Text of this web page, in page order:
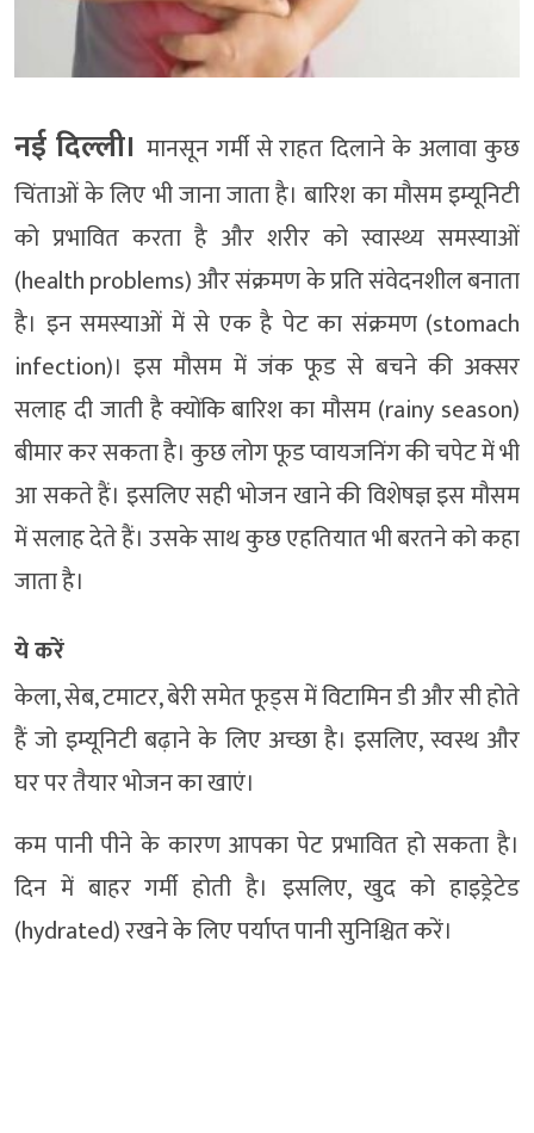
नई दिल्ली। मानसून गर्मी से राहत दिलाने के अलावा कुछ
चिंताओं के लिए भी जाना जाता है। बारिश का मौसम इम्यूनिटी
को प्रभावित करता है और शरीर को स्वास्थ्य समस्याओं
(health problems) और संक्रमण के प्रति संवेदनशील बनाता
है। इन समस्याओं में से एक है पेट का संक्रमण (stomach
infection)। इस मौसम में जंक फूड से बचने की अक्सर
सलाह दी जाती है क्योंकि बारिश का मौसम (rainy season)
बीमार कर सकता है। कुछ लोग फूड प्वायजनिंग की चपेट में भी
आ सकते हैं। इसलिए सही भोजन खाने की विशेषज्ञ इस मौसम
में सलाह देते हैं। उसके साथ कुछ एहतियात भी बरतने को कहा
जाता है।
ये करें
केला, सेब, टमाटर, बेरी समेत फूड्स में विटामिन डी और सी होते
हैं जो इम्यूनिटी बढ़ाने के लिए अच्छा है। इसलिए, स्वस्थ और
घर पर तैयार भोजन का खाएं।
कम पानी पीने के कारण आपका पेट प्रभावित हो सकता है।
दिन में बाहर गर्मी होती है। इसलिए, खुद को हाइड्रेटेड
(hydrated) रखने के लिए पर्याप्त पानी सुनिश्चित करें।